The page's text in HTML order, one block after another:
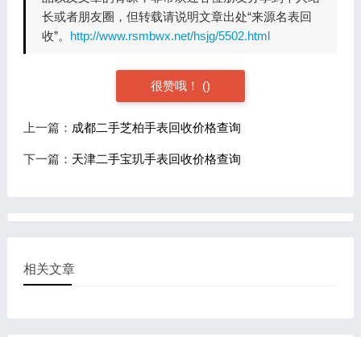
长或者朋友圈，但转载请说明文章出处“来源名表回
收”。 http://www.rsmbwx.net/hsjg/5502.html
很赞哦！ ()
上一篇： 成都二手芝柏手表回收价格查询
下一篇： 天津二手宝玑手表回收价格查询
相关文章